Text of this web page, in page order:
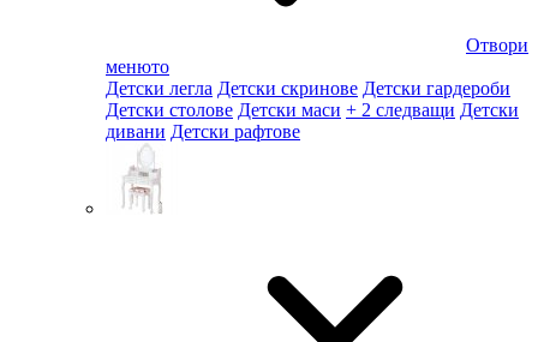
Отвори
менюто
Детски легла Детски скринове Детски гардероби
Детски столове Детски маси + 2 следващи Детски
дивани Детски рафтове